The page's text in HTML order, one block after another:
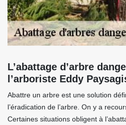
L’abattage d’arbre
l’arboriste Eddy
Abattre un arbre est une solution
l’éradication de l’arbre. On y a
Certaines situations obligent à